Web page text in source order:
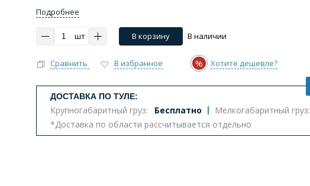
Бюджетные унитазы
Комплектующие для унитазов
Подробнее
шт В корзину В наличии
Сравнить В избранное % Хотите дешевле?
ДОСТАВКА ПО ТУЛЕ:
Крупногабаритный груз: Бесплатно Мелкогабаритный груз:
*Доставка по области рассчитывается отдельно